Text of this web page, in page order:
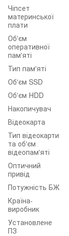
Чіпсет
материнської
плати
Об'єм
оперативної
пам'яті
Тип пам'яті
Об'єм SSD
Об'єм HDD
Накопичувач
Відеокарта
Тип відеокарти
та об'єм
відеопам'яті
Оптичний
привід
Потужність БЖ
Країна-
виробник
Установлене
ПЗ